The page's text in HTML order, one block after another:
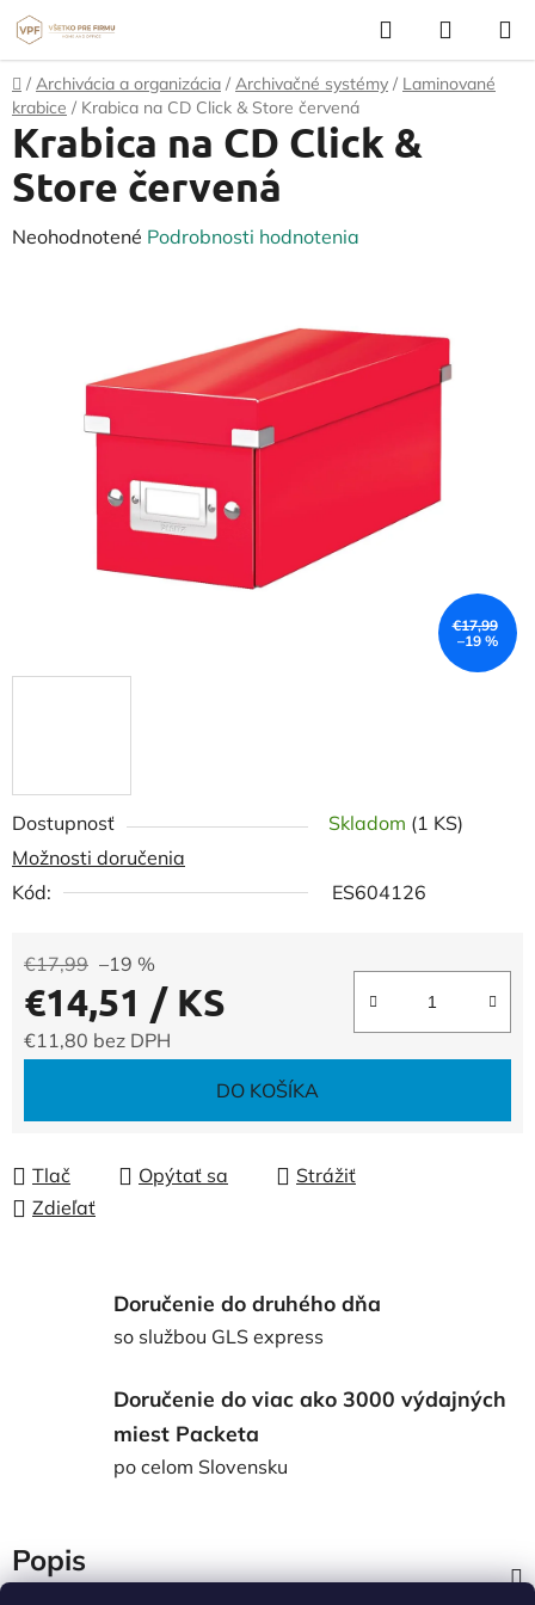
Prejsť
na
obsah
Hľadať
KOŠÍK
Domov
/ Archivácia a organizácia / Archivačné systémy / Laminované
krabice / Krabica na CD Click & Store červená
Dostupnosť Skladom (1 KS)
Možnosti doručenia
Kód:
ES604126
€17,99 –19 %
€14,51 / KS
€11,80 bez DPH
DO KOŠÍKA
Tlač Opýtať sa
Strážiť
Zdieľať
Krabica na CD Click &
Store červená
Priemerné
Neohodnotené Podrobnosti hodnotenia
€17,99
–19 %
Doručenie do druhého dňa
so službou GLS express
Doručenie do viac ako 3000 výdajných
miest Packeta
po celom Slovensku
Popis